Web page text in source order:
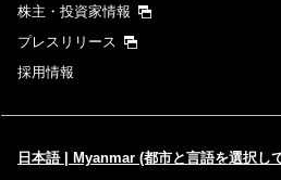
株主・投資家情報
プレスリリース
採用情報
日本語 | Myanmar (都市と言語を選択し